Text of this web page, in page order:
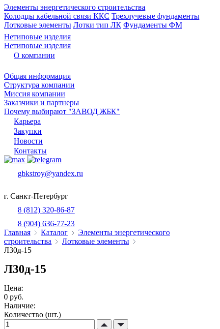
Элементы энергетического строительства
Колодцы кабельной связи ККС Трехлучевые фундаменты
Лотковые элементы Лотки тип ЛК Фундаменты ФМ
Нетиповые изделия
Нетиповые изделия
О компании
Общая информация
Структура компании
Миссия компании
Заказчики и партнеры
Почему выбирают "ЗАВОД ЖБК"
Карьера
Закупки
Новости
Контакты
gbkstroy@yandex.ru
г. Санкт-Петербург
8 (812) 320-86-87
8 (904) 636-77-23
Главная
Каталог
Элементы энергетического
строительства
Лотковые элементы
Л30д-15
Л30д-15
Цена:
0 руб.
Наличие:
Количество (шт.)